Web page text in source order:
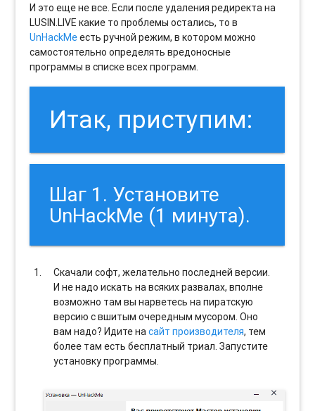
И это еще не все. Если после удаления редиректа на
LUSIN.LIVE какие то проблемы остались, то в
UnHackMeесть ручной режим, в котором можно
самостоятельно определять вредоносные
программы в списке всех программ.
Итак, приступим:
Шаг 1. Установите
UnHackMe (1 минута).
Скачали софт, желательно последней версии.
И не надо искать на всяких развалах, вполне
возможно там вы нарветесь на пиратскую
версию с вшитым очередным мусором. Оно
вам надо? Идите насайт производителя, тем
более там есть бесплатный триал. Запустите
установку программы.